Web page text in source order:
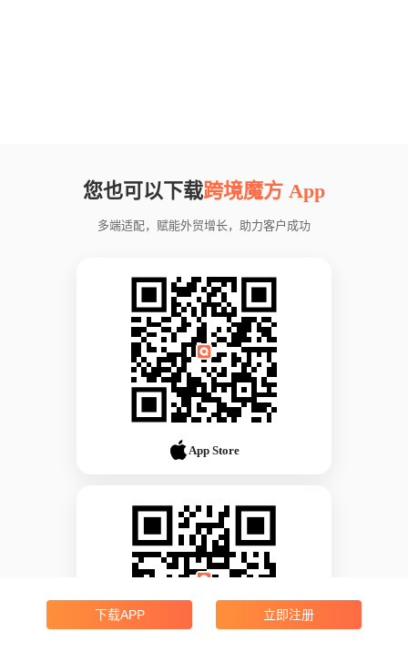
您也可以下载跨境魔方 App
多端适配，赋能外贸增长，助力客户成功
App Store
下载APP 立即注册